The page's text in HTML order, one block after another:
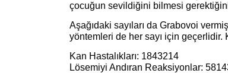
çocuğun sevildiğini bilmesi gerektiğini
Aşağıdaki sayıları da Grabovoi
yöntemleri de her sayı için
Kan Hastalıkları: 1843214
Lösemiyi Andıran Reaksiyonlar: